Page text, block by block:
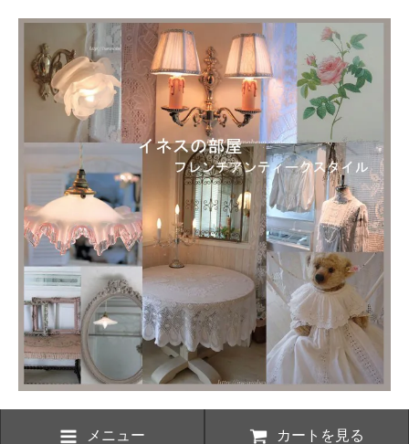
メニュー カートを見る